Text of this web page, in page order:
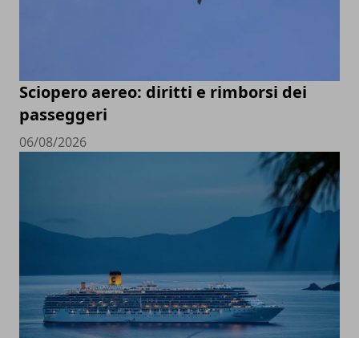
Sciopero aereo: diritti e rimborsi dei
passeggeri
06/08/2026